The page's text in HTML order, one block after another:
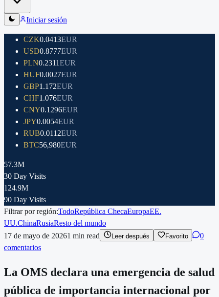
Iniciar sesión
CZK0.0413EUR
USD0.8777EUR
PLN0.2311EUR
HUF0.0027EUR
GBP1.172EUR
CHF1.076EUR
CNY0.1296EUR
JPY0.0054EUR
RUB0.0112EUR
BTC56,980EUR
57.3M
30 Day Visits
124.9M
90 Day Visits
Filtrar por región:TodoRepública ChecaEuropaEE.
UU.ChinaRusiaResto del mundo
17 de mayo de 20261 min read Leer después Favorito
0
comentarios
La OMS declara una emergencia de salud
pública de importancia internacional por